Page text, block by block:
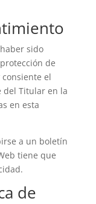
sido
de
el
del Titular en la
en esta
a un boletín
tiene que
de